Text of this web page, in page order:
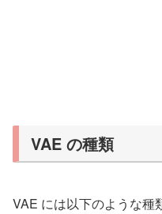
VAE の種類
VAE には以下のような種